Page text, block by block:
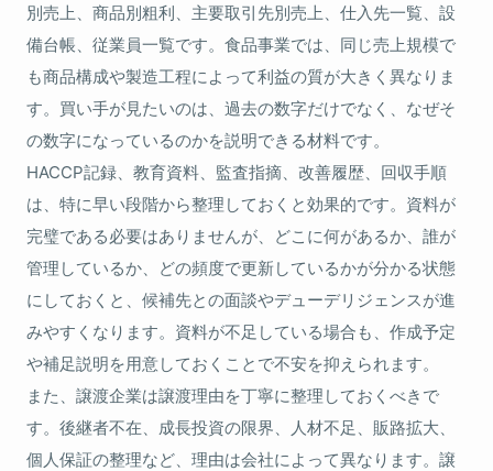
別売上、商品別粗利、主要取引先別売上、仕入先一覧、設
備台帳、従業員一覧です。食品事業では、同じ売上規模で
も商品構成や製造工程によって利益の質が大きく異なりま
す。買い手が見たいのは、過去の数字だけでなく、なぜそ
の数字になっているのかを説明できる材料です。
HACCP記録、教育資料、監査指摘、改善履歴、回収手順
は、特に早い段階から整理しておくと効果的です。資料が
完璧である必要はありませんが、どこに何があるか、誰が
管理しているか、どの頻度で更新しているかが分かる状態
にしておくと、候補先との面談やデューデリジェンスが進
みやすくなります。資料が不足している場合も、作成予定
や補足説明を用意しておくことで不安を抑えられます。
また、譲渡企業は譲渡理由を丁寧に整理しておくべきで
す。後継者不在、成長投資の限界、人材不足、販路拡大、
個人保証の整理など、理由は会社によって異なります。譲